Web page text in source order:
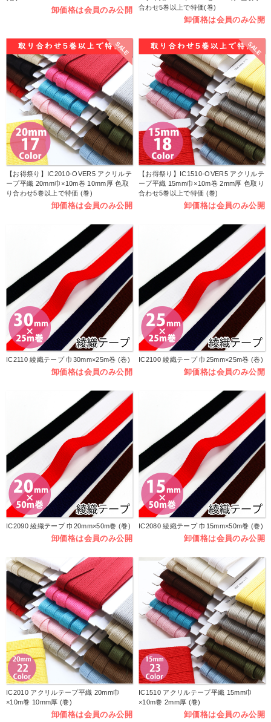
卸価格は会員のみ公開
合わせ5巻以上で特価(巻)
卸価格は会員のみ公開
SALE
【お得祭り】IC2010-OVER5 アクリルテ
ープ平織 20mm巾×10m巻 10mm厚 色取
り合わせ5巻以上で特価 (巻)
卸価格は会員のみ公開
SALE
【お得祭り】IC1510-OVER5 アクリルテ
ープ平織 15mm巾×10m巻 2mm厚 色取り
合わせ5巻以上で特価 (巻)
卸価格は会員のみ公開
IC2110 綾織テープ 巾30mm×25m巻 (巻)
卸価格は会員のみ公開
IC2100 綾織テープ 巾25mm×25m巻 (巻)
卸価格は会員のみ公開
IC2090 綾織テープ 巾20mm×50m巻 (巻)
卸価格は会員のみ公開
IC2080 綾織テープ 巾15mm×50m巻 (巻)
卸価格は会員のみ公開
IC2010 アクリルテープ平織 20mm巾
×10m巻 10mm厚 (巻)
卸価格は会員のみ公開
IC1510 アクリルテープ平織 15mm巾
×10m巻 2mm厚 (巻)
卸価格は会員のみ公開